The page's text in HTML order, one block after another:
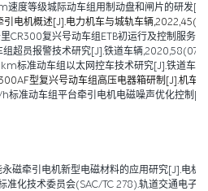
速度等级城际动车组用制动盘和闸片的研发
电机概述[J].电力机车与城轨车辆
CR300复兴号动车组ETB初运行及控制服务
组超员报警技术研究[J].铁道车辆
标准动车组以太网控车技术研究[J].铁道车
型复兴号动车组高压电器箱研制[J].机
标准动车组平台牵引电机电磁噪声优化控制
永磁牵引电机新型电磁材料的应用研究[J].电
准化技术委员会(SAC/TC 278).轨道交通电